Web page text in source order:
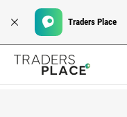
Traders Place